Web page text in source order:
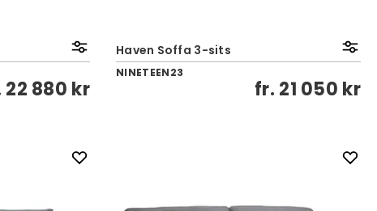
22 880 kr
Haven Soffa 3-sits
NINETEEN23
fr. 21 050 kr